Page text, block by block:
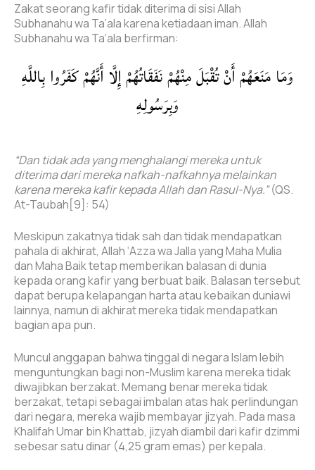
Zakat seorang kafir tidak diterima di sisi Allah
Subhanahu wa Ta’ala karena ketiadaan iman. Allah
Subhanahu wa Ta’ala berfirman:
وَمَا مَنَعَهُمْ أَنْ تُقْبَلَ مِنْهُمْ نَفَقَاتُهُمْ إِلَّا أَنَّهُمْ كَفَرُوا بِاللَّهِ
وَبِرَسُولِهِ
“Dan tidak ada yang menghalangi mereka untuk
diterima dari mereka nafkah-nafkahnya melainkan
karena mereka kafir kepada Allah dan Rasul-Nya.”(QS.
At-Taubah[9]: 54)
Meskipun zakatnya tidak sah dan tidak mendapatkan
pahala di akhirat, Allah ‘Azza wa Jalla yang Maha Mulia
dan Maha Baik tetap memberikan balasan di dunia
kepada orang kafir yang berbuat baik. Balasan tersebut
dapat berupa kelapangan harta atau kebaikan duniawi
lainnya, namun di akhirat mereka tidak mendapatkan
bagian apa pun.
Muncul anggapan bahwa tinggal di negara Islam lebih
menguntungkan bagi non-Muslim karena mereka tidak
diwajibkan berzakat. Memang benar mereka tidak
berzakat, tetapi sebagai imbalan atas hak perlindungan
dari negara, mereka wajib membayar jizyah. Pada masa
Khalifah Umar bin Khattab, jizyah diambil dari kafir dzimmi
sebesar satu dinar (4,25 gram emas) per kepala.